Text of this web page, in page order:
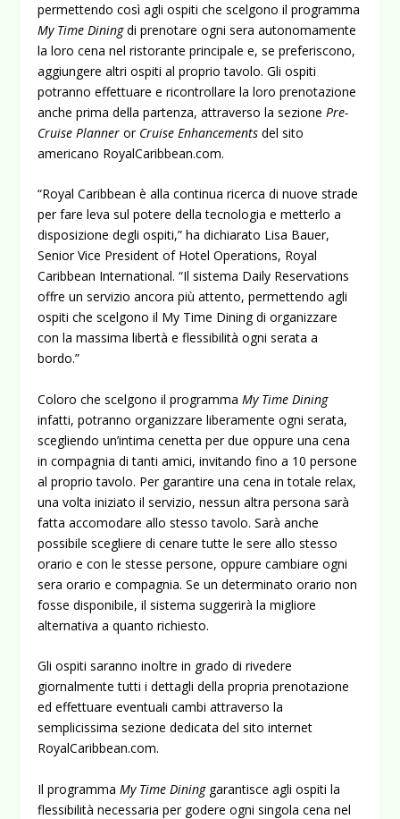
permettendo così agli ospiti che scelgono il programma
My Time Diningdi prenotare ogni sera autonomamente
la loro cena nel ristorante principale e, se preferiscono,
aggiungere altri ospiti al proprio tavolo. Gli ospiti
potranno effettuare e ricontrollare la loro prenotazione
anche prima della partenza, attraverso la sezionePre-
Cruise Planner or Cruise Enhancements del sito
americano RoyalCaribbean.com.
“Royal Caribbean è alla continua ricerca di nuove strade
per fare leva sul potere della tecnologia e metterlo a
disposizione degli ospiti,” ha dichiarato Lisa Bauer,
Senior Vice President of Hotel Operations, Royal
Caribbean International. “Il sistema Daily Reservations
offre un servizio ancora più attento, permettendo agli
ospiti che scelgono il My Time Dining di organizzare
con la massima libertà e flessibilità ogni serata a
bordo.”
Coloro che scelgono il programmaMy Time Dining
infatti, potranno organizzare liberamente ogni serata,
scegliendo un’intima cenetta per due oppure una cena
in compagnia di tanti amici, invitando fino a 10 persone
al proprio tavolo. Per garantire una cena in totale relax,
una volta iniziato il servizio, nessun altra persona sarà
fatta accomodare allo stesso tavolo. Sarà anche
possibile scegliere di cenare tutte le sere allo stesso
orario e con le stesse persone, oppure cambiare ogni
sera orario e compagnia. Se un determinato orario non
fosse disponibile, il sistema suggerirà la migliore
alternativa a quanto richiesto.
Gli ospiti saranno inoltre in grado di rivedere
giornalmente tutti i dettagli della propria prenotazione
ed effettuare eventuali cambi attraverso la
semplicissima sezione dedicata del sito internet
RoyalCaribbean.com.
Il programmaMy Time Dininggarantisce agli ospiti la
flessibilità necessaria per godere ogni singola cena nel